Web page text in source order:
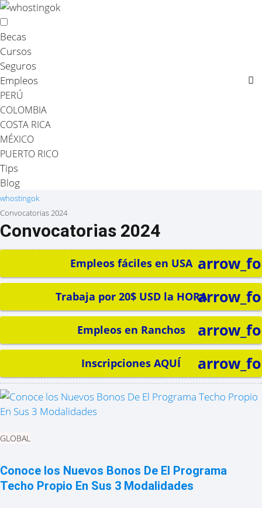
Becas
Cursos
Seguros
Empleos
PERÚ
COLOMBIA
COSTA RICA
MÉXICO
PUERTO RICO
Tips
Blog
whostingok
Convocatorias 2024
Convocatorias 2024
Empleos fáciles en USA
Trabaja por 20$ USD la HORA
Empleos en Ranchos
Inscripciones AQUÍ
GLOBAL
Conoce los Nuevos Bonos De El Programa
Techo Propio En Sus 3 Modalidades